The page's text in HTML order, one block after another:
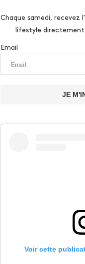
Chaque samedi,
lifestyle directement
Email
JE
Voir cette